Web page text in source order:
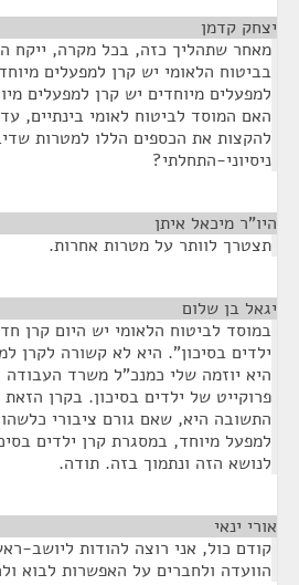
יצחק קדמן
מאחר שתהליך כזה, בכל מקרה, ייקח
בביטוח הלאומי יש קרן למפעלים
למפעלים מיוחדים יש קרן למפעלים
האם המוסד לביטוח לאומי בינתיים,
להקצות את הכספים הללו למטרות
ניסיוני-התחלתי?
היו"ר מיכאל איתן
תצטרך לוותר על מטרות אחרות.
יגאל בן שלום
במוסד לביטוח הלאומי יש היום קרן
ילדים בסיכון". היא לא קשורה לקרן
היא יוזמה שלי כמנכ"ל משרד העבודה
פרוקייט של ילדים בסיכון. בקרן
התשובה היא, שאם גורם ציבורי
למפעל מיוחד, במסגרת קרן ילדים
לנושא הזה ונתמוך בזה. תודה.
אורי ינאי
קודם כול, אני רוצה להודות ליושב-
הוועדה ולחברים על האפשרות לבוא